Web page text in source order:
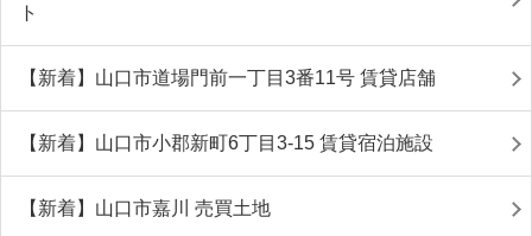
ト
【新着】山口市道場門前一丁目3番11号 賃貸店舗
【新着】山口市小郡新町6丁目3-15 賃貸宿泊施設
【新着】山口市嘉川 売買土地